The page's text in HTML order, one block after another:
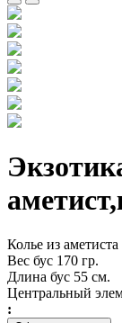
Колье из
Вес бус 170 гр.
Длина бус 55 см.
Центральный
: